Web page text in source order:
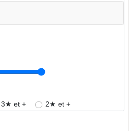
3★ et + 2★ et +